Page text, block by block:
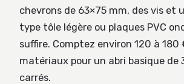
chevrons de 63×75 mm, des vis et
type tôle légère ou plaques PVC
suffire. Comptez environ 120 à 180
matériaux pour un abri basique de
carrés.